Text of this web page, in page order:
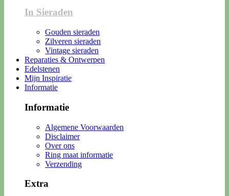
In Sieraden
Gouden sieraden
Zilveren sieraden
Vintage sieraden
Reparaties & Ontwerpen
Edelstenen
Mijn Inspiratie
Informatie
Informatie
Algemene Voorwaarden
Disclaimer
Over ons
Ring maat informatie
Verzending
Extra